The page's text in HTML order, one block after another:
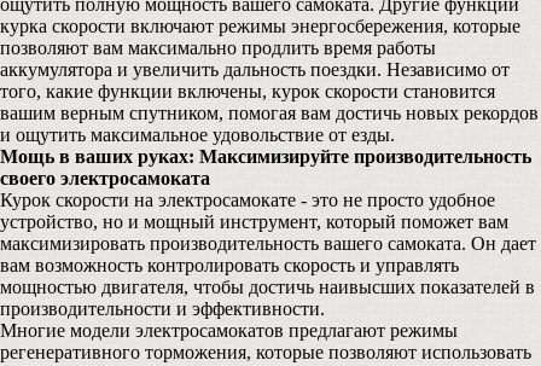
ощутить полную мощность вашего самоката. Другие функции
курка скорости включают режимы энергосбережения, которые
позволяют вам максимально продлить время работы
аккумулятора и увеличить дальность поездки. Независимо от
того, какие функции включены, курок скорости становится
вашим верным спутником, помогая вам достичь новых рекордов
и ощутить максимальное удовольствие от езды.
Мощь в ваших руках: Максимизируйте производительность
своего электросамоката
Курок скорости на электросамокате - это не просто удобное
устройство, но и мощный инструмент, который поможет вам
максимизировать производительность вашего самоката. Он дает
вам возможность контролировать скорость и управлять
мощностью двигателя, чтобы достичь наивысших показателей в
производительности и эффективности.
Многие модели электросамокатов предлагают режимы
регенеративного торможения, которые позволяют использовать